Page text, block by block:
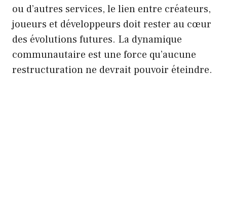
ou d’autres services, le lien entre créateurs,
joueurs et développeurs doit rester au cœur
des évolutions futures. La dynamique
communautaire est une force qu’aucune
restructuration ne devrait pouvoir éteindre.